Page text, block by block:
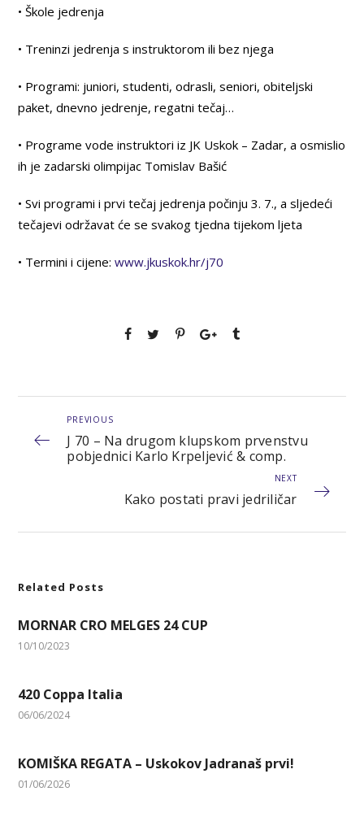
• Škole jedrenja
• Treninzi jedrenja s instruktorom ili bez njega
• Programi: juniori, studenti, odrasli, seniori, obiteljski
paket, dnevno jedrenje, regatni tečaj…
• Programe vode instruktori iz JK Uskok – Zadar, a osmislio
ih je zadarski olimpijac Tomislav Bašić
• Svi programi i prvi tečaj jedrenja počinju 3. 7., a sljedeći
tečajevi održavat će se svakog tjedna tijekom ljeta
• Termini i cijene:www.jkuskok.hr/j70
PREVIOUS
J 70 – Na drugom klupskom prvenstvu
pobjednici Karlo Krpeljević & comp.
NEXT
Kako postati pravi jedriličar
Related Posts
MORNAR CRO MELGES 24 CUP
10/10/2023
420 Coppa Italia
06/06/2024
KOMIŠKA REGATA – Uskokov Jadranaš prvi!
01/06/2026